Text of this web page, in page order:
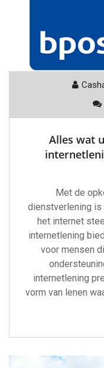
Alles wat
Met de
dienstverlening is
het internet
internetlening
voor mensen
internetlening
vorm van lenen